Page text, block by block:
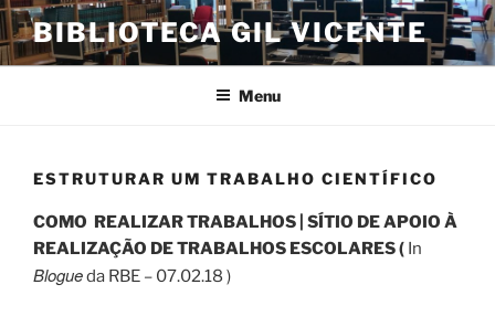
Saltar
para
o
BIBLIOTECA GIL VICENTE
Menu
ESTRUTURAR UM TRABALHO CIENTÍFICO
COMO REALIZAR TRABALHOS | SÍTIO DE APOIO À
REALIZAÇÃO DE TRABALHOS ESCOLARES ( In
Blogueda RBE – 07.02.18 )